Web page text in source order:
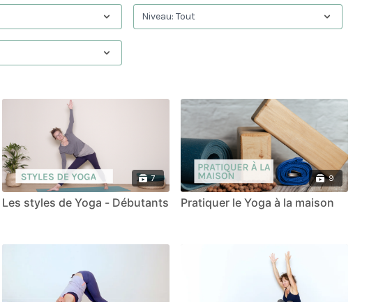
7
Les styles de Yoga - Débutants
9
Pratiquer le Yoga à la maison